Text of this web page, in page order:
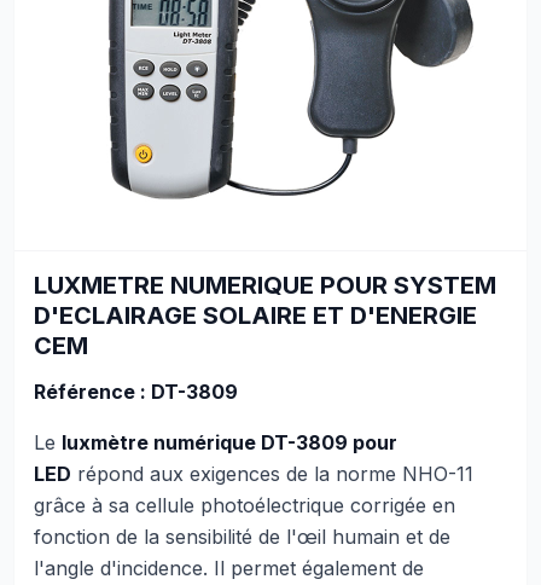
LUXMETRE NUMERIQUE POUR SYSTEM
D'ECLAIRAGE SOLAIRE ET D'ENERGIE
CEM
Référence : DT-3809
Le luxmètre numérique DT-3809 pour
LED répond aux exigences de la norme NHO-11
grâce à sa cellule photoélectrique corrigée en
fonction de la sensibilité de l'œil humain et de
l'angle d'incidence. Il permet également de